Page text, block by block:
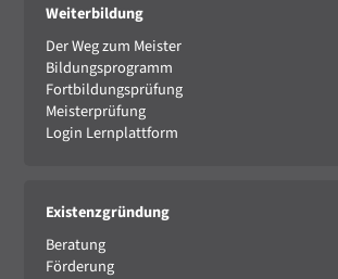
Weiterbildung
Der Weg zum Meister
Bildungsprogramm
Fortbildungsprüfung
Meisterprüfung
Login Lernplattform
Existenzgründung
Beratung
Förderung